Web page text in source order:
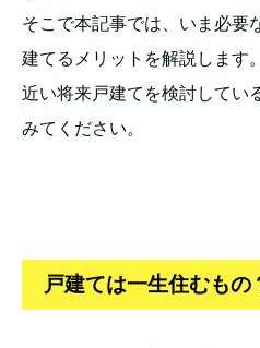
そこで本記事では、いま必要
建てるメリットを解説します。
近い将来戸建てを検討してい
みてください。
戸建ては一生住むもの